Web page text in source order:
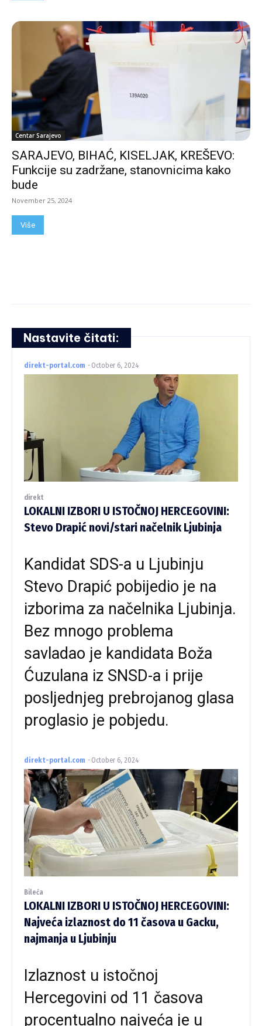
Centar Sarajevo
SARAJEVO, BIHAĆ, KISELJAK, KREŠEVO:
Funkcije su zadržane, stanovnicima kako
bude
November 25, 2024
Više
Nastavite čitati:
direkt-portal.com - October 6, 2024
direkt
LOKALNI IZBORI U ISTOČNOJ HERCEGOVINI:
Stevo Drapić novi/stari načelnik Ljubinja
Kandidat SDS-a u Ljubinju
Stevo Drapić pobijedio je na
izborima za načelnika Ljubinja.
Bez mnogo problema
savladao je kandidata Boža
Ćuzulana iz SNSD-a i prije
posljednjeg prebrojanog glasa
proglasio je pobjedu.
direkt-portal.com - October 6, 2024
Bileća
LOKALNI IZBORI U ISTOČNOJ HERCEGOVINI:
Najveća izlaznost do 11 časova u Gacku,
najmanja u Ljubinju
Izlaznost u istočnoj
Hercegovini od 11 časova
procentualno najveća je u